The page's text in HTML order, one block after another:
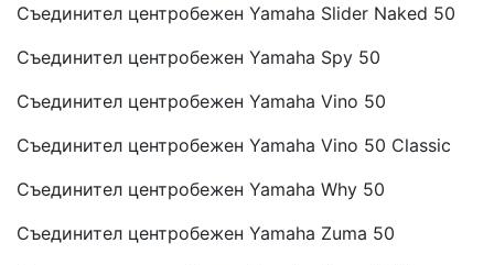
Съединител центробежен Yamaha Slider Naked 50
Съединител центробежен Yamaha Spy 50
Съединител центробежен Yamaha Vino 50
Съединител центробежен Yamaha Vino 50 Classic
Съединител центробежен Yamaha Why 50
Съединител центробежен Yamaha Zuma 50